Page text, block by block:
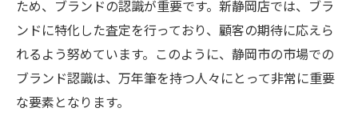
ため、ブランドの認識が重要です。新静岡店では、ブラ
ンドに特化した査定を行っており、顧客の期待に応えら
れるよう努めています。このように、静岡市の市場での
ブランド認識は、万年筆を持つ人々にとって非常に重要
な要素となります。